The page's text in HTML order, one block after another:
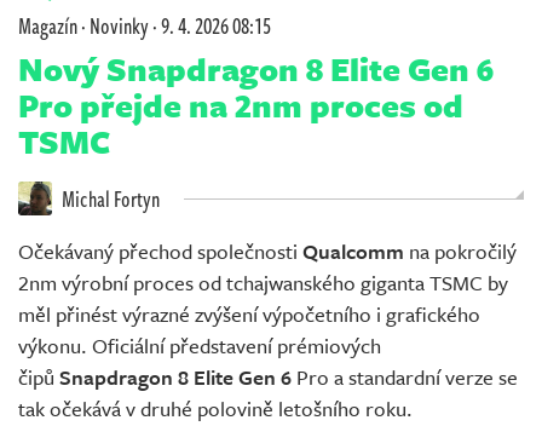
Magazín·Novinky·9. 4. 2026 08:15
Nový Snapdragon 8 Elite Gen 6
Pro přejde na 2nm proces od
TSMC
Michal Fortyn
Očekávaný přechod společnosti Qualcomm na pokročilý
2nm výrobní proces od tchajwanského giganta TSMC by
měl přinést výrazné zvýšení výpočetního i grafického
výkonu. Oficiální představení prémiových
čipů Snapdragon 8 Elite Gen 6 Pro a standardní verze se
tak očekává v druhé polovině letošního roku.